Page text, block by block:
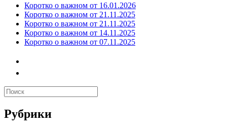
Коротко о важном от 16.01.2026
Коротко о важном от 21.11.2025
Коротко о важном от 21.11.2025
Коротко о важном от 14.11.2025
Коротко о важном от 07.11.2025
Рубрики